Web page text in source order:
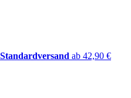
ab 42,90 €